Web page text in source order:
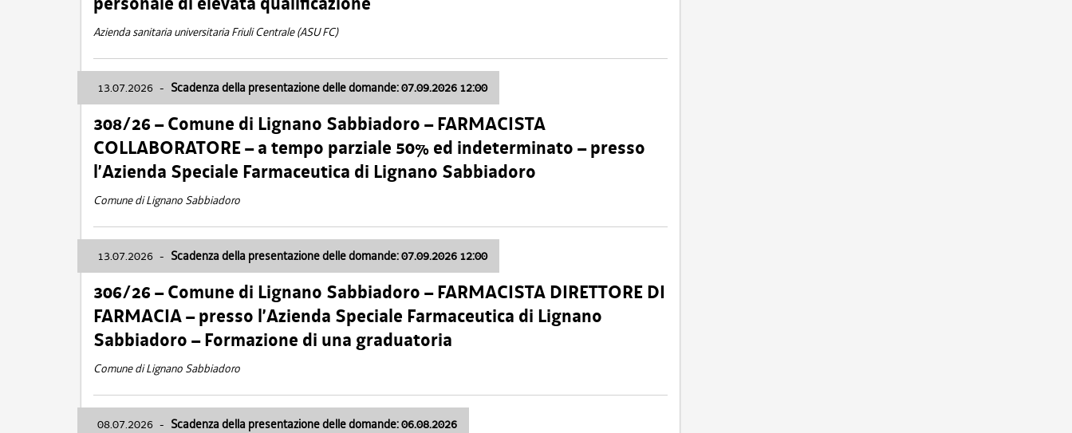
Azienda sanitaria universitaria Friuli Centrale (ASU FC)
13.07.2026 - Scadenza della presentazione delle domande: 07.09.2026 12:00
308/26 – Comune di Lignano Sabbiadoro – FARMACISTA
COLLABORATORE – a tempo parziale 50% ed indeterminato – presso
l’Azienda Speciale Farmaceutica di Lignano Sabbiadoro
Comune di Lignano Sabbiadoro
13.07.2026 - Scadenza della presentazione delle domande: 07.09.2026 12:00
306/26 – Comune di Lignano Sabbiadoro – FARMACISTA DIRETTORE DI
FARMACIA – presso l’Azienda Speciale Farmaceutica di Lignano
Sabbiadoro – Formazione di una graduatoria
Comune di Lignano Sabbiadoro
08.07.2026 - Scadenza della presentazione delle domande: 06.08.2026